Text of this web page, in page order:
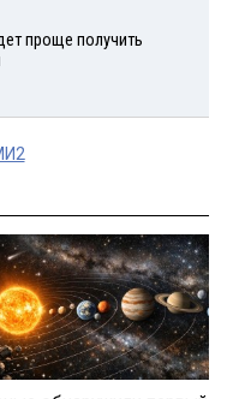
проще получить